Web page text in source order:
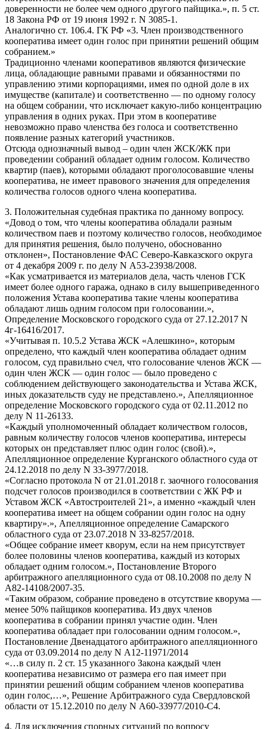
доверенности не более чем одного другого пайщика.», п. 5 ст.
18 Закона РФ от 19 июня 1992 г. N 3085-1.
Аналогично ст. 106.4. ГК РФ «3. Член производственного
кооператива имеет один голос при принятии решений общим
собранием.»
Традиционно членами кооперативов являются физические
лица, обладающие равными правами и обязанностями по
управлению этими корпорациями, имея по одной доле в их
имуществе (капитале) и соответственно — по одному голосу
на общем собрании, что исключает какую-либо концентрацию
управления в одних руках. При этом в кооперативе
невозможно право членства без голоса и соответственно
появление разных категорий участников.
Отсюда однозначный вывод – один член ЖСК/ЖК при
проведении собраний обладает одним голосом. Количество
квартир (паев), которыми обладают проголосовавшие члены
кооператива, не имеет правового значения для определения
количества голосов одного члена кооператива.
3. Положительная судебная практика по данному вопросу.
«Довод о том, что члены кооператива обладали разным
количеством паев и поэтому количество голосов, необходимое
для принятия решения, было получено, обоснованно
отклонен», Постановление ФАС Северо-Кавказского округа
от 4 декабря 2009 г. по делу N А53-23938/2008.
«Как усматривается из материалов дела, часть членов ГСК
имеет более одного гаража, однако в силу вышеприведенного
положения Устава кооператива такие члены кооператива
обладают лишь одним голосом при голосовании.»,
Определение Московского городского суда от 27.12.2017 N
4г-16416/2017.
«Учитывая п. 10.5.2 Устава ЖСК «Алешкино», которым
определено, что каждый член кооператива обладает одним
голосом, суд правильно счел, что голосование членов ЖСК —
один член ЖСК — один голос — было проведено с
соблюдением действующего законодательства и Устава ЖСК,
иных доказательств суду не представлено.», Апелляционное
определение Московского городского суда от 02.11.2012 по
делу N 11-26133.
«Каждый уполномоченный обладает количеством голосов,
равным количеству голосов членов кооператива, интересы
которых он представляет плюс один голос (свой).»,
Апелляционное определение Курганского областного суда от
24.12.2018 по делу N 33-3977/2018.
«Согласно протокола N от 21.01.2018 г. заочного голосования
подсчет голосов производился в соответствии с ЖК РФ и
Уставом ЖСК «Автостроителей 21», а именно «каждый член
кооператива имеет на общем собрании один голос на одну
квартиру».», Апелляционное определение Самарского
областного суда от 23.07.2018 N 33-8257/2018.
«Общее собрание имеет кворум, если на нем присутствует
более половины членов кооператива, каждый из которых
обладает одним голосом.», Постановление Второго
арбитражного апелляционного суда от 08.10.2008 по делу N
А82-14108/2007-35.
«Таким образом, собрание проведено в отсутствие кворума —
менее 50% пайщиков кооператива. Из двух членов
кооператива в собрании принял участие один. Член
кооператива обладает при голосовании одним голосом.»,
Постановление Двенадцатого арбитражного апелляционного
суда от 03.09.2014 по делу N А12-11971/2014
«…в силу п. 2 ст. 15 указанного Закона каждый член
кооператива независимо от размера его пая имеет при
принятии решений общим собранием членов кооператива
один голос,…», Решение Арбитражного суда Свердловской
области от 15.12.2010 по делу N А60-33977/2010-С4.
4. Для исключения спорных ситуаций по вопросу